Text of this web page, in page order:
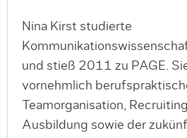
Nina Kirst studierte
und stieß 2011 zu PAGE.
vornehmlich
Teamorganisation,
Ausbildung sowie der